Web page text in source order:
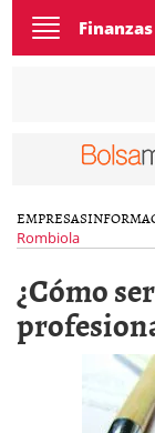
Toggle
navigation
EMPRESAS
Rombiola
¿Cómo